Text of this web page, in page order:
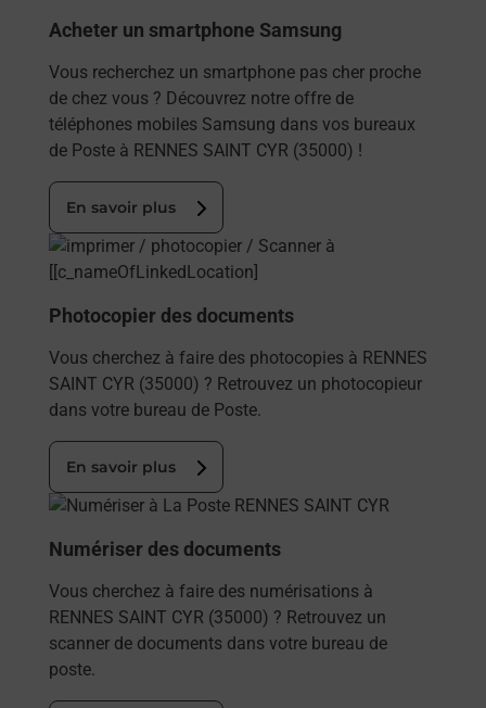
Acheter un smartphone Samsung
Vous recherchez un smartphone pas cher proche
de chez vous ? Découvrez notre offre de
téléphones mobiles Samsung dans vos bureaux
de Poste à RENNES SAINT CYR (35000) !
En savoir plus
En savoir plus
Photocopier des documents
Vous cherchez à faire des photocopies à RENNES
SAINT CYR (35000) ? Retrouvez un photocopieur
dans votre bureau de Poste.
En savoir plus
En savoir plus
Numériser des documents
Vous cherchez à faire des numérisations à
RENNES SAINT CYR (35000) ? Retrouvez un
scanner de documents dans votre bureau de
poste.